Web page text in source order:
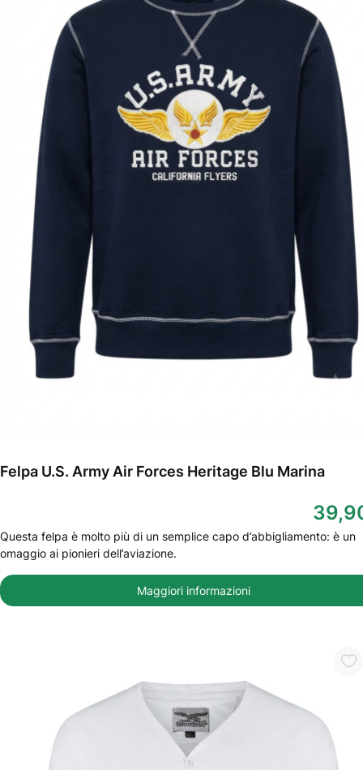
Felpa U.S. Army Air Forces Heritage Blu Marina
Questa felpa è molto più di un semplice capo d’abbigliamento: è un
omaggio ai pionieri dell’aviazione.
Maggiori informazioni